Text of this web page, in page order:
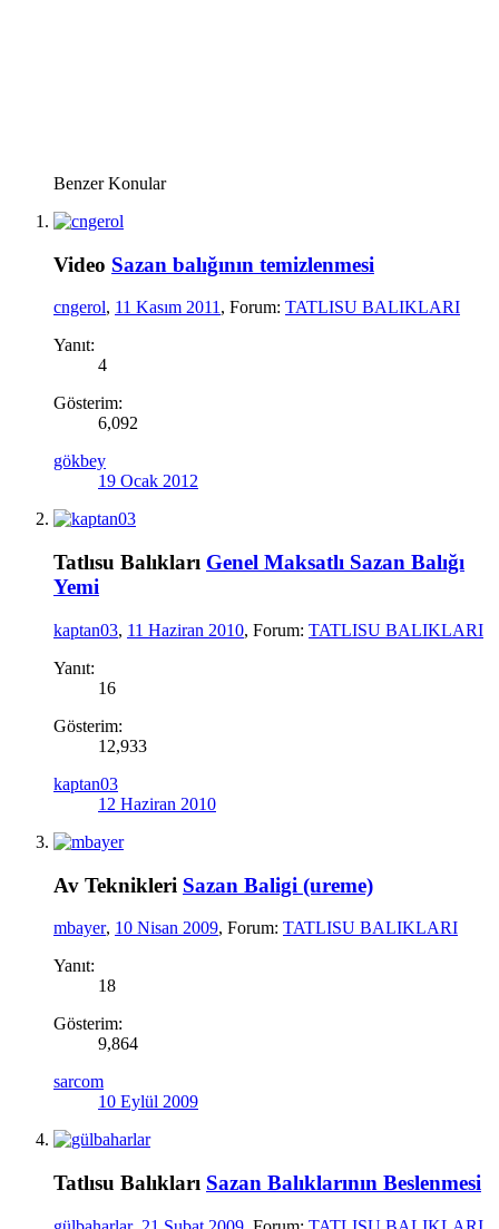
Benzer Konular
Video Sazan balığının temizlenmesi
cngerol, 11 Kasım 2011 , Forum: TATLISU BALIKLARI
Yanıt:
4
Gösterim:
6,092
gökbey
19 Ocak 2012
Tatlısu Balıkları Genel Maksatlı Sazan Balığı
Yemi
kaptan03, 11 Haziran 2010, Forum: TATLISU BALIKLARI
Yanıt:
16
Gösterim:
12,933
kaptan03
12 Haziran 2010
Av Teknikleri Sazan Baligi (ureme)
mbayer, 10 Nisan 2009, Forum: TATLISU BALIKLARI
Yanıt:
18
Gösterim:
9,864
sarcom
10 Eylül 2009
Tatlısu Balıkları Sazan Balıklarının Beslenmesi